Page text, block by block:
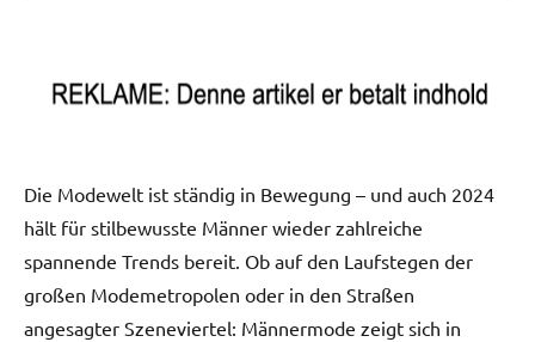
Die Modewelt ist ständig in Bewegung – und auch 2024
hält für stilbewusste Männer wieder zahlreiche
spannende Trends bereit. Ob auf den Laufstegen der
großen Modemetropolen oder in den Straßen
angesagter Szeneviertel: Männermode zeigt sich in